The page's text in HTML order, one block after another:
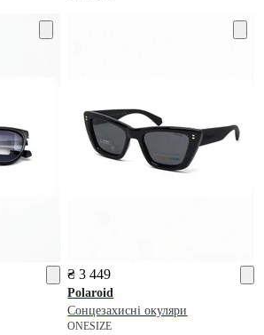
₴ 3 449
Polaroid
Сонцезахисні окуляри
ONESIZE